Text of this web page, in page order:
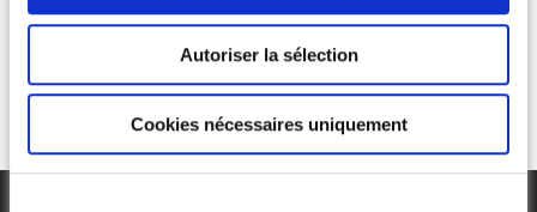
Autoriser la sélection
Cookies nécessaires uniquement
Lire plus